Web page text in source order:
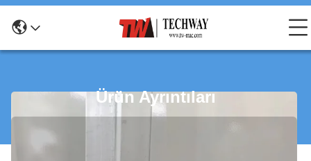
Ürün Ayrıntıları